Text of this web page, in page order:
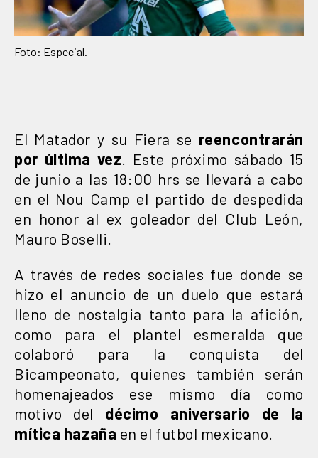
Foto: Especial.
El Matador y su Fiera se reencontrarán
por última vez . Este próximo sábado 15
de junio a las 18:00 hrs se llevará a cabo
en el Nou Camp el partido de despedida
en honor al ex goleador del Club León,
Mauro Boselli.
A través de redes sociales fue donde se
hizo el anuncio de un duelo que estará
lleno de nostalgia tanto para la afición,
como para el plantel esmeralda que
colaboró para la conquista del
Bicampeonato, quienes también serán
homenajeados ese mismo día como
motivo del décimo aniversario de la
mítica hazaña en el futbol mexicano.